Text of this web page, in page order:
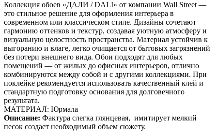
Коллекция обоев «ДАЛИ / DALI» от компании Wall Street —
это стильное решение для оформления интерьера в
современном или классическом стиле. Дизайны сочетают
гармонию оттенков и текстур, создавая уютную атмосферу и
визуальную целостность пространства. Материал устойчив к
выгоранию и влаге, легко очищается от бытовых загрязнений
без потери внешнего вида. Обои подходят для любых
помещений — от жилых до офисных интерьеров, отлично
комбинируются между собой и с другими коллекциями. При
поклейке рекомендуется использовать качественный клей и
стандартную подготовку основания для долговечного
результата.
МАТЕРИАЛ: Юрмала
Описание: Фактура слегка глянцевая, имитирует мелкий
песок создает необходимый объем сюжету.